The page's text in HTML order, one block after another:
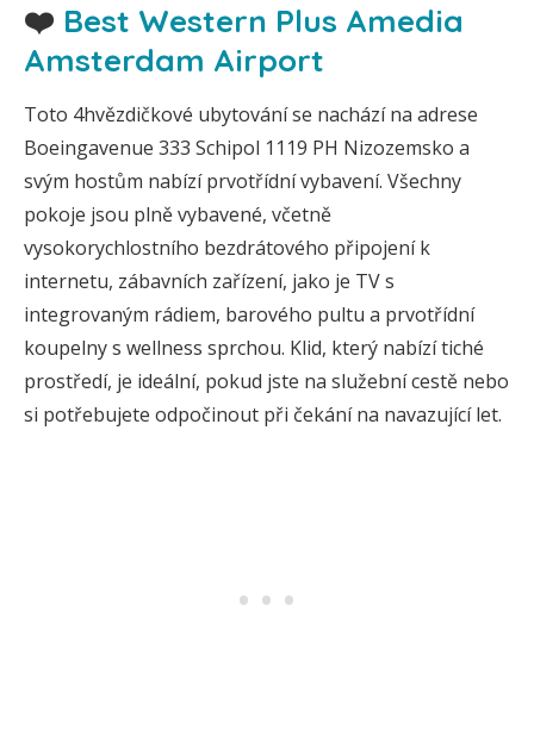
❤️ Best Western Plus Amedia
Amsterdam Airport
Toto 4hvězdičkové ubytování se nachází na adrese
Boeingavenue 333 Schipol 1119 PH Nizozemsko a
svým hostům nabízí prvotřídní vybavení. Všechny
pokoje jsou plně vybavené, včetně
vysokorychlostního bezdrátového připojení k
internetu, zábavních zařízení, jako je TV s
integrovaným rádiem, barového pultu a prvotřídní
koupelny s wellness sprchou. Klid, který nabízí tiché
prostředí, je ideální, pokud jste na služební cestě nebo
si potřebujete odpočinout při čekání na navazující let.